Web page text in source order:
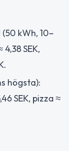
kWh, 10–
4,38 SEK,
högsta):
SEK, pizza ≈